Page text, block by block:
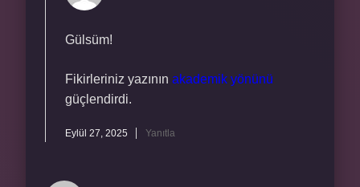
Gülsüm!
Fikirleriniz yazının akademik yönünü
güçlendirdi.
Eylül 27, 2025 Yanıtla